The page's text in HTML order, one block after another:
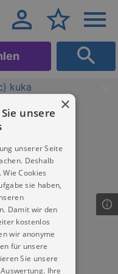
×
unsere
unserer Seite
Deshalb
Cookies
sie haben,
Damit wir den
kostenlos
wir anonyme
für unsere
Sie unsere
Ihre